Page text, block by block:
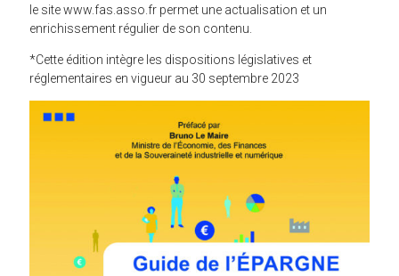
le site www.fas.asso.fr permet une actualisation et un
enrichissement régulier de son contenu.
*Cette édition intègre les dispositions législatives et
réglementaires en vigueur au 30 septembre 2023